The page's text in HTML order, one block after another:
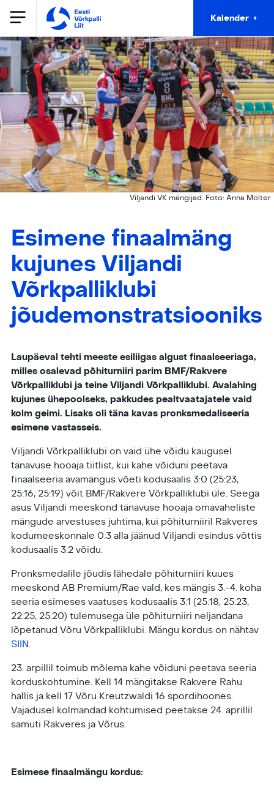
Kalender
Viljandi VK mängijad. Foto: Anna Mölter
Esimene finaalmäng
kujunes Viljandi
Võrkpalliklubi
jõudemonstratsiooniks
Laupäeval tehti meeste esiliigas algust finaalseeriaga,
milles osalevad põhiturniiri parim BMF/Rakvere
Võrkpalliklubi ja teine Viljandi Võrkpalliklubi. Avalahing
kujunes ühepoolseks, pakkudes pealtvaatajatele vaid
kolm geimi. Lisaks oli täna kavas pronksmedaliseeria
esimene vastasseis.
Viljandi Võrkpalliklubi on vaid ühe võidu kaugusel
tänavuse hooaja tiitlist, kui kahe võiduni peetava
finaalseeria avamängus võeti kodusaalis 3:0 (25:23,
25:16, 25:19) võit BMF/Rakvere Võrkpalliklubi üle. Seega
asus Viljandi meeskond tänavuse hooaja omavaheliste
mängude arvestuses juhtima, kui põhiturniiril Rakveres
kodumeeskonnale 0:3 alla jäänud Viljandi esindus võttis
kodusaalis 3:2 võidu.
Pronksmedalile jõudis lähedale põhiturniiri kuues
meeskond AB Premium/Rae vald, kes mängis 3.-4. koha
seeria esimeses vaatuses kodusaalis 3:1 (25:18, 25:23,
22:25, 25:20) tulemusega üle põhiturniiri neljandana
lõpetanud Võru Võrkpalliklubi. Mängu kordus on nähtav
SIIN.
23. arpillil toimub mõlema kahe võiduni peetava seeria
korduskohtumine. Kell 14 mängitakse Rakvere Rahu
hallis ja kell 17 Võru Kreutzwaldi 16 spordihoones.
Vajadusel kolmandad kohtumised peetakse 24. aprillil
samuti Rakveres ja Võrus.
Esimese finaalmängu kordus: